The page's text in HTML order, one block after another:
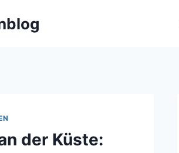
der Küste: